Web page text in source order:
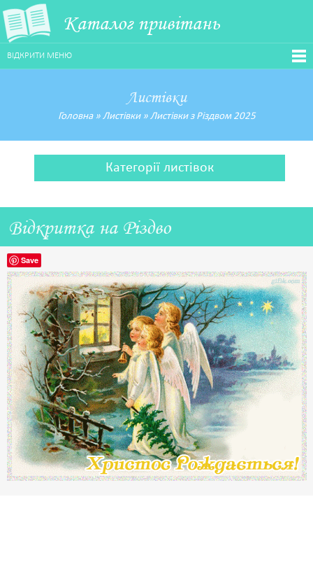
Каталог привітань
ВІДКРИТИ МЕНЮ
Листівки
Головна» Листівки» Листівки з Різдвом 2025
Категорії листівок
Відкритка на Різдво
Save